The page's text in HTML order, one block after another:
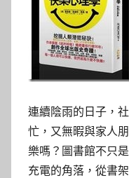
格
連續陰雨的日子，
忙，又無暇與家人
樂嗎？圖書館不只
充電的角落，從書